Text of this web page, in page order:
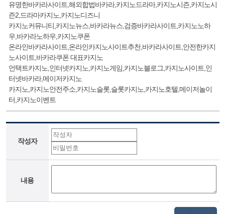
유명한바카라사이트,해외합법바카라,카지노드라마,카지노시즌,카지노시
즌2,드라마카지노,카지노디즈니
카지노커뮤니티,카지노뉴스,바카라뉴스,검증바카라사이트,카지노노하
우,바카라노하우,카지노쿠폰
온라인바카라사이트,온라인카지노사이트추천,바카라사이트,안전한카지
노사이트,바카라쿠폰 대표카지노
언택트카지노,인터넷카지노,카지노게임,카지노블로그,카지노사이트,인
터넷바카라,메이저카지노
카지노,카지노안전주소,카지노슬롯,슬롯카지노,카지노호텔,메이저놀이
터,카지노이벤트
작성자
내용